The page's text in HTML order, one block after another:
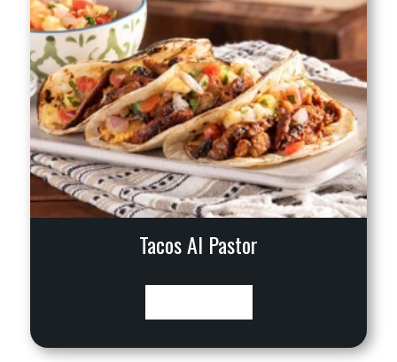
Tacos Al Pastor